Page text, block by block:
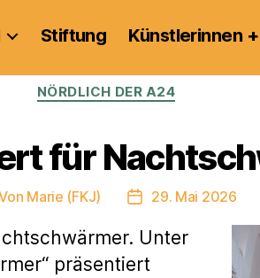
Stiftung Künstlerinnen
Kategorien
NÖRDLICH DER A24
für
Marie (FKJ) 29. Mai 2026
Unter
präsentiert